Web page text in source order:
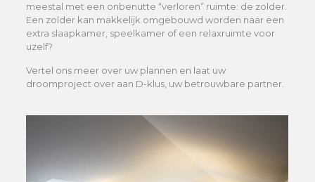
meestal met een onbenutte “verloren” ruimte: de zolder.
Een zolder kan makkelijk omgebouwd worden naar een
extra slaapkamer, speelkamer of een relaxruimte voor
uzelf?
Vertel ons meer over uw plannen en laat uw
droomproject over aan D-klus, uw betrouwbare partner.